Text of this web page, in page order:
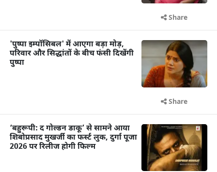
Share
'पुष्पा इम्पॉसिबल' में आएगा बड़ा मोड़,
परिवार और सिद्धांतों के बीच फंसी दिखेंगी
पुष्पा
Share
‘बहुरूपी: द गोल्डन डाकू’ से सामने आया
शिबोप्रसाद मुखर्जी का फर्स्ट लुक, दुर्गा पूजा
2026 पर रिलीज होगी फिल्म